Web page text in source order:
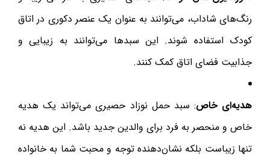
رنگ‌های شاداب، می‌توانند به عنوان یک عنصر دکوری در اتاق
کودک استفاده شوند. این سبدها می‌توانند به زیبایی و
جذابیت فضای اتاق کمک کنند.
هدیه‌ای خاص: سبد حمل نوزاد حصیری می‌تواند یک هدیه
خاص و منحصر به فرد برای والدین جدید باشد. این هدیه نه
تنها زیباست بلکه نشان‌دهنده توجه و محبت شما به خانواده